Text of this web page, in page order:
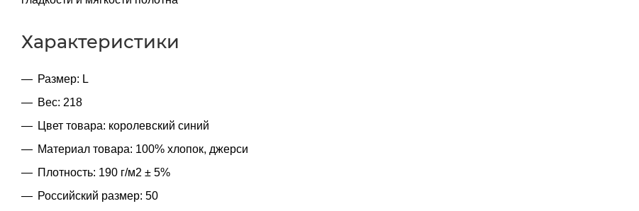
Характеристики
Размер: L
Вес: 218
Цвет товара: королевский синий
Материал товара: 100% хлопок, джерси
Плотность: 190 г/м2 ± 5%
Российский размер: 50